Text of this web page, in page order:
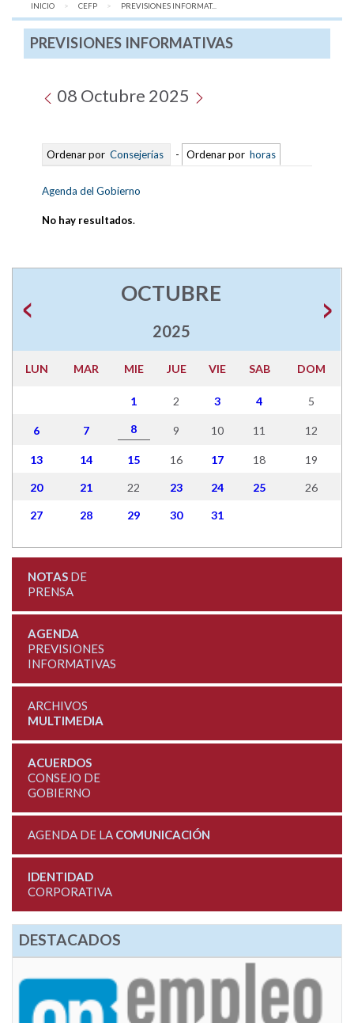
INICIO CEFP AQUÍ:
PREVISIONES INFORMAT...
PREVISIONES INFORMATIVAS
08 Octubre 2025
Ordenar por Consejerías - Ordenar por horas
Agenda del Gobierno
No hay resultados.
OCTUBRE
2025
LUN MAR MIE JUE VIE SAB DOM
1 2 3 4 5
6 7 8 9 10 11 12
13 14 15 16 17 18 19
20 21 22 23 24 25 26
27 28 29 30 31
NOTASDE
PRENSA
AGENDA
PREVISIONES
INFORMATIVAS
ARCHIVOS
MULTIMEDIA
ACUERDOS
CONSEJO DE
GOBIERNO
AGENDA DE LA COMUNICACIÓN
IDENTIDAD
CORPORATIVA
DESTACADOS